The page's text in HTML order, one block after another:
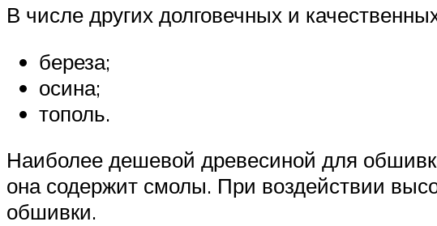
В числе других долговечных и
береза;
осина;
тополь.
Наиболее дешевой древесиной для
она содержит смолы. При воздействии
обшивки.